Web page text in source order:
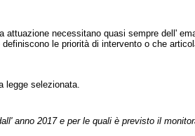
necessitano quasi sempre dell'
le priorità di intervento o che
legge selezionata.
anno 2017 e per le quali è previsto il